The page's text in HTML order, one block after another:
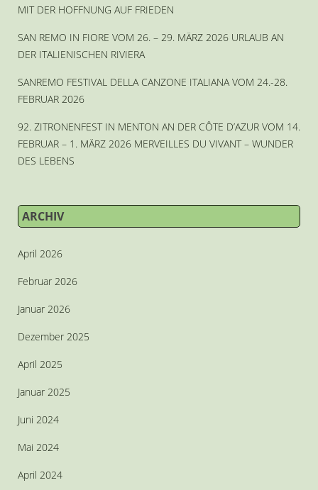
MIT DER HOFFNUNG AUF FRIEDEN
SAN REMO IN FIORE VOM 26. – 29. MÄRZ 2026 URLAUB AN
DER ITALIENISCHEN RIVIERA
SANREMO FESTIVAL DELLA CANZONE ITALIANA VOM 24.-28.
FEBRUAR 2026
92. ZITRONENFEST IN MENTON AN DER CÔTE D’AZUR VOM 14.
FEBRUAR – 1. MÄRZ 2026 MERVEILLES DU VIVANT – WUNDER
DES LEBENS
ARCHIV
April 2026
Februar 2026
Januar 2026
Dezember 2025
April 2025
Januar 2025
Juni 2024
Mai 2024
April 2024